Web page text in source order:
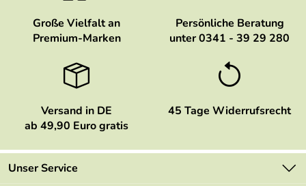
Große Vielfalt an
Premium-Marken
Persönliche Beratung
unter 0341 - 39 29 280
Versand in DE
ab 49,90 Euro gratis
45 Tage Widerrufsrecht
Unser Service